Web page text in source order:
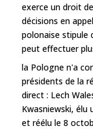
exerce un droit
décisions en
polonaise stipule
peut effectuer
la Pologne n'a
présidents de la
direct : Lech
Kwasniewski, élu
et réélu le 8